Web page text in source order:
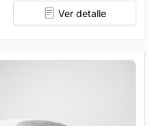
Ver detalle